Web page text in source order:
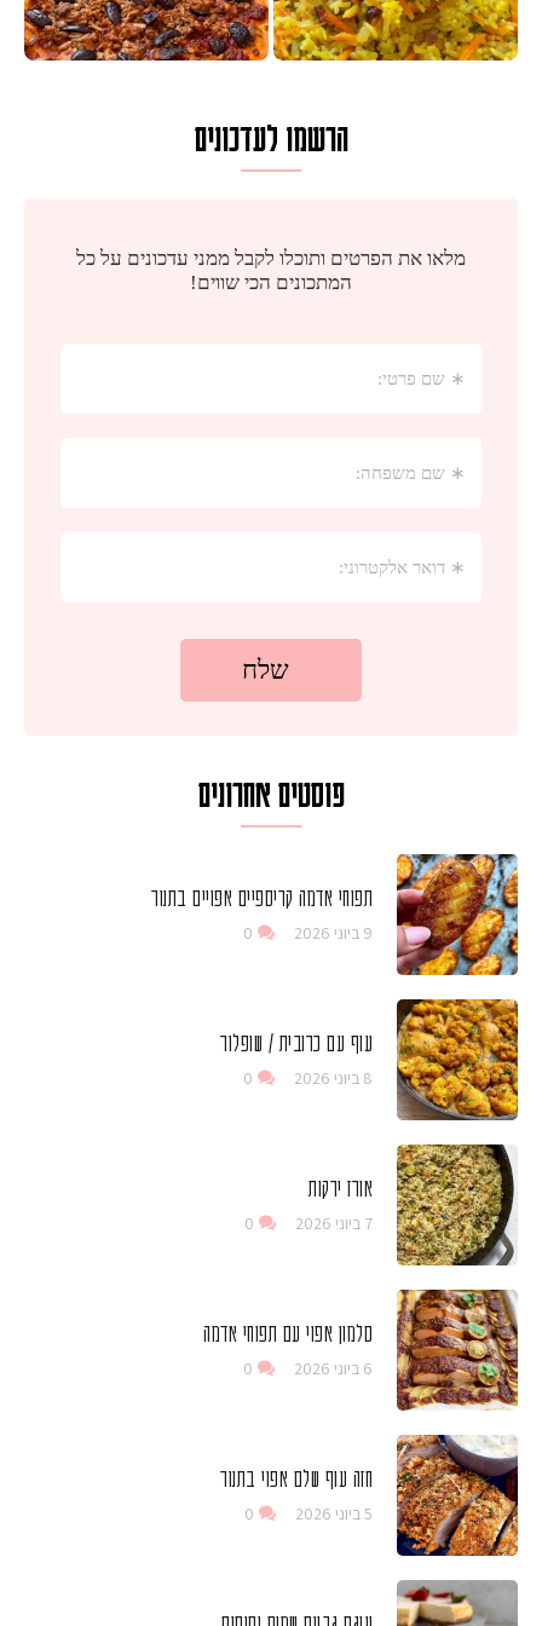
הרשמו לעדכונים
פוסטים אחרונים
תפוחי אדמה קריספיים אפויים בתנור
9 ביוני 2026 0
עוף עם כרובית / שופלור
8 ביוני 2026 0
אורז ירקות
7 ביוני 2026 0
סלמון אפוי עם תפוחי אדמה
6 ביוני 2026 0
חזה עוף שלם אפוי בתנור
5 ביוני 2026 0